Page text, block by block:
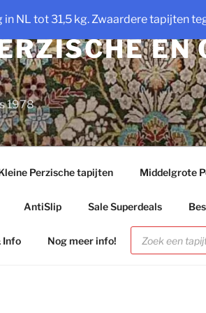
NL tot 31,5 kg. Zwaardere tapijten
EN
1978
Perzische tapijten Middelgrote
AntiSlip Sale Superdeals
Info Nog meer info!
Producten
zoeken